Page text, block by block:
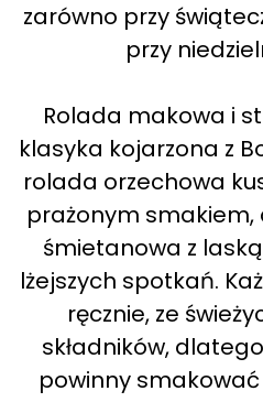
zarówno przy
przy
Rolada makowa i
klasyka kojarzona z
rolada orzechowa
prażonym
śmietanowa z
lżejszych spotkań.
ręcznie, ze
składników,
powinny